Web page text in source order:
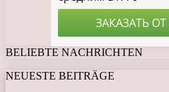
BELIEBTE NACHRICHTEN
NEUESTE BEITRÄGE